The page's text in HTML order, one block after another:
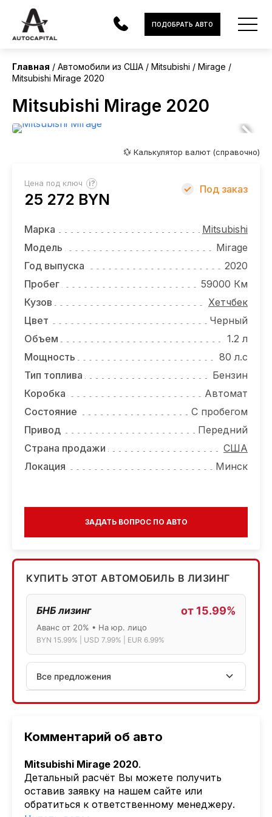
АВТОМОБИЛИ
ЭЛЕКТРОМОБИЛИ
УСЛУГИ
НОВОСТИ
ОТЗЫВЫ
ВАКАНСИИ
О КОМПАНИИ
КОНТАКТЫ
ПОДОБРАТЬ АВТО
Главная Автомобили из США Mitsubishi
Mirage
Mitsubishi Mirage 2020
Mitsubishi Mirage 2020
Комментарий об авто
Mitsubishi Mirage 2020.
Детальный расчёт Вы можете получить
оставив заявку на нашем сайте или
обратиться к ответственному менеджеру.
💱 Калькулятор валют (справочно)
Цена под ключ ?
25 272 BYN
Под заказ
Марка
Mitsubishi
Модель
Mirage
Год выпуска
2020
Пробег
59000 Км
Кузов
Хетчбек
Цвет
Черный
Объем
1.2 л
Мощность
80 л.с
Тип топлива
Бензин
Коробка
Автомат
Состояние
С пробегом
Привод
Передний
Страна продажи
США
Локация
Минск
ЗАДАТЬ ВОПРОС ПО АВТО
КУПИТЬ ЭТОТ АВТОМОБИЛЬ В ЛИЗИНГ
БНБ лизинг от 15.99%
Аванс от 20% • На юр. лицо
BYN 15.99% | USD 7.99% | EUR 6.99%
Все предложения
АСБ лизинг
Лизинг: BYN 17% | USD 7.99% | EUR 6.99%
Также доступен кредит "Проще простого" 18.9%
Активлизиг